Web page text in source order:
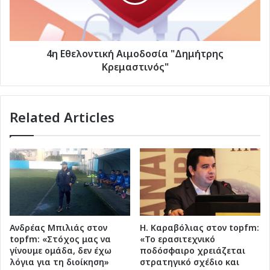
4η Εθελοντική Αιμοδοσία "Δημήτρης
Κρεμαστινός"
Related Articles
Ανδρέας Μπιλιάς στον
topfm: «Στόχος μας να
γίνουμε ομάδα, δεν έχω
λόγια για τη διοίκηση»
Η. Καραβόλιας στον topfm:
«Το ερασιτεχνικό
ποδόσφαιρο χρειάζεται
στρατηγικό σχέδιο και